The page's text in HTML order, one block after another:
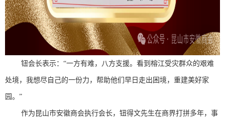
钮会长表示：“一方有难，八方支援。看到榕江受灾群众的艰难
处境，我想尽自己的一份力，帮助他们早日走出困境，重建美好家
园。”
作为昆山市安徽商会执行会长，钮得文先生在商界打拼多年，事